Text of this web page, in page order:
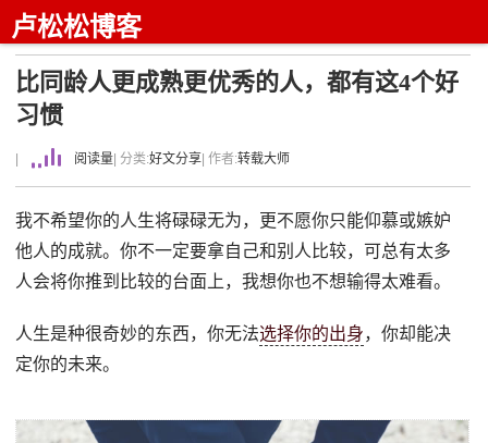
卢松松博客
比同龄人更成熟更优秀的人，都有这4个好
习惯
阅读量 | 分类:好文分享 | 作者:转载大师
我不希望你的人生将碌碌无为，更不愿你只能仰慕或嫉妒
他人的成就。你不一定要拿自己和别人比较，可总有太多
人会将你推到比较的台面上，我想你也不想输得太难看。
人生是种很奇妙的东西，你无法选择你的出身，你却能决
定你的未来。